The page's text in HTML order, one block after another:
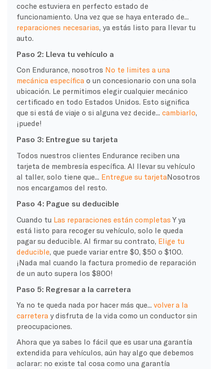
coche estuviera en perfecto estado de
funcionamiento. Una vez que se haya enterado de...
reparaciones necesarias, ya estás listo para llevar tu
auto.
Paso 2: Lleva tu vehículo a
Con Endurance, nosotros No te limites a una
mecánica específicao un concesionario con una sola
ubicación. Le permitimos elegir cualquier mecánico
certificado en todo Estados Unidos. Esto significa
que si está de viaje o si alguna vez decide... cambiarlo,
¡puede!
Paso 3: Entregue su tarjeta
Todos nuestros clientes Endurance reciben una
tarjeta de membresía específica. Al llevar su vehículo
al taller, solo tiene que... Entregue su tarjetaNosotros
nos encargamos del resto.
Paso 4: Pague su deducible
Cuando tu Las reparaciones están completas Y ya
está listo para recoger su vehículo, solo le queda
pagar su deducible. Al firmar su contrato, Elige tu
deducible, que puede variar entre $0, $50 o $100.
¡Nada mal cuando la factura promedio de reparación
de un auto supera los $800!
Paso 5: Regresar a la carretera
Ya no te queda nada por hacer más que... volver a la
carreteray disfruta de la vida como un conductor sin
preocupaciones.
Ahora que ya sabes lo fácil que es usar una garantía
extendida para vehículos, aún hay algo que debemos
aclarar: no existe tal cosa como una garantía